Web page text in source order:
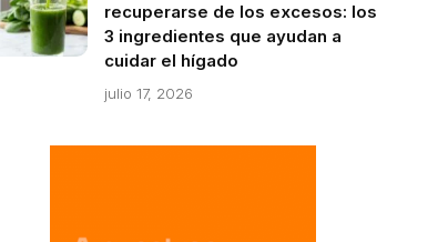
recuperarse de los excesos: los
3 ingredientes que ayudan a
cuidar el hígado
julio 17, 2026